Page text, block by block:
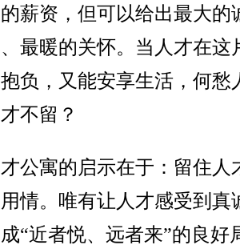
薪资，但可以给出最大的
最暖的关怀。当人才在这
抱负，又能安享生活，何愁
不留？
寓的启示在于：留住人
情。唯有让人才感受到真
“近者悦、远者来”的良好